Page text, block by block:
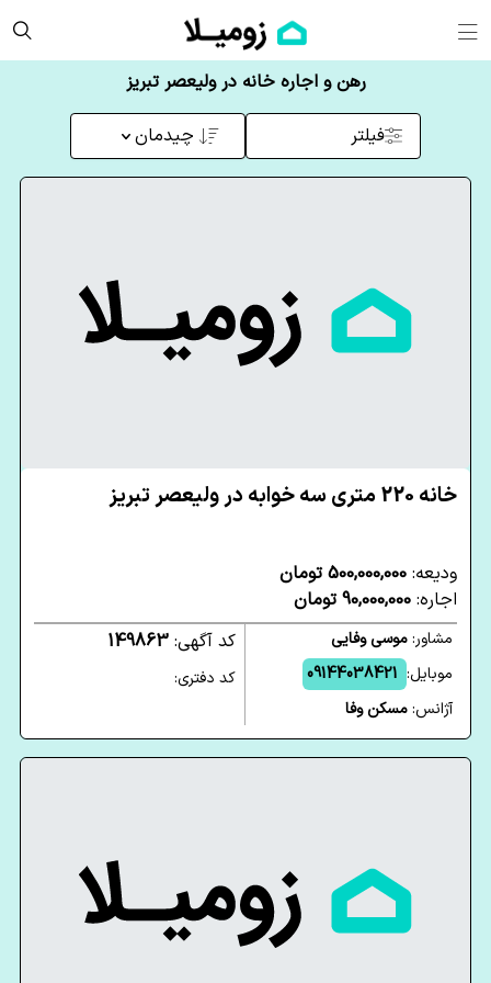
رهن و اجاره خانه در ولیعصر تبریز
فیلتر چیدمان
خانه 220 متری سه خوابه در ولیعصر تبریز
ودیعه: 500,000,000 تومان
اجاره: 90,000,000 تومان
مشاور:موسی وفایی
موبایل: 09144038421
آژانس:مسکن وفا
کد آگهی: 149863
کد دفتری: